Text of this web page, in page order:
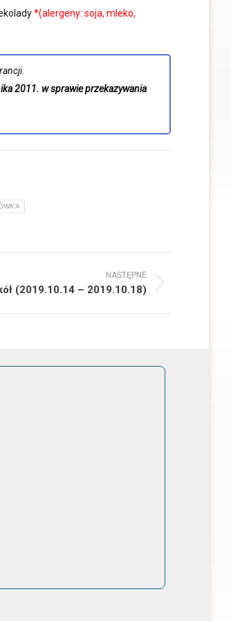
*(alergeny: soja, mleko,
2011. w sprawie przekazywania
NASTĘPNE
(2019.10.14 – 2019.10.18)